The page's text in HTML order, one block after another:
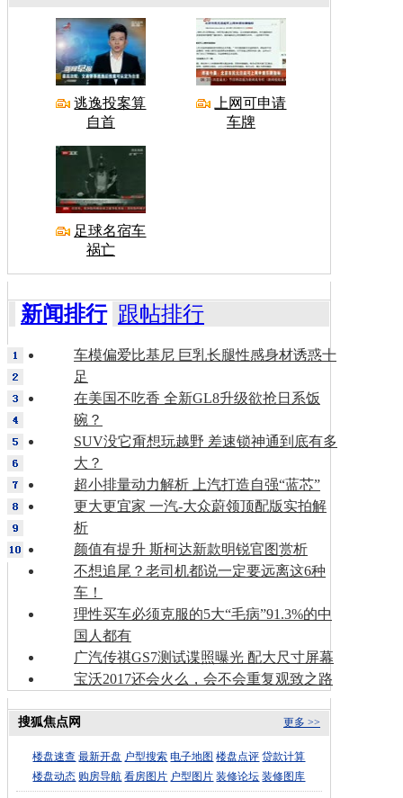
逃逸投案算
自首
上网可申请
车牌
足球名宿车
祸亡
新闻排行 跟帖排行
车模偏爱比基尼 巨乳长腿性感身材诱惑十
足
在美国不吃香 全新GL8升级欲抢日系饭
碗？
SUV没它甭想玩越野 差速锁神通到底有多
大？
超小排量动力解析 上汽打造自强“蓝芯”
更大更宜家 一汽-大众蔚领顶配版实拍解
析
颜值有提升 斯柯达新款明锐官图赏析
不想追尾？老司机都说一定要远离这6种
车！
理性买车必须克服的5大“毛病”91.3%的中
国人都有
广汽传祺GS7测试谍照曝光 配大尺寸屏幕
宝沃2017还会火么，会不会重复观致之路
更多 >>
搜狐焦点网
楼盘速查 最新开盘 户型搜索 电子地图 楼盘点评 贷款计算
楼盘动态 购房导航 看房图片 户型图片 装修论坛 装修图库